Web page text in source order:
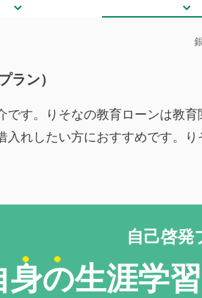
ラン）
です。りそなの教育ローンは教
入れしたい方におすすめです。
自己啓発
身の生涯学